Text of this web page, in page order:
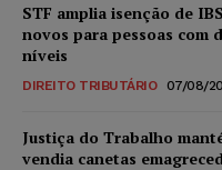
STF amplia isenção de
novos para pessoas com
níveis
DIREITO TRIBUTÁRIO 07/08/
Justiça do Trabalho
vendia canetas